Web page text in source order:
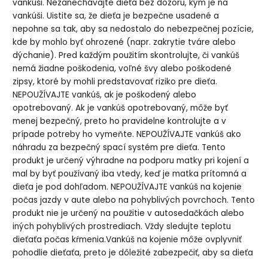
vankúši. Nezanechávajte dieťa bez dozoru, kým je na
vankúši. Uistite sa, že dieťa je bezpečne usadené a
nepohne sa tak, aby sa nedostalo do nebezpečnej pozície,
kde by mohlo byť ohrozené (napr. zakrytie tváre alebo
dýchanie). Pred každým použitím skontrolujte, či vankúš
nemá žiadne poškodenia, voľné švy alebo poškodené
zipsy, ktoré by mohli predstavovať riziko pre dieťa.
NEPOUŽÍVAJTE vankúš, ak je poškodený alebo
opotrebovaný. Ak je vankúš opotrebovaný, môže byť
menej bezpečný, preto ho pravidelne kontrolujte a v
prípade potreby ho vymeňte. NEPOUŽÍVAJTE vankúš ako
náhradu za bezpečný spací systém pre dieťa. Tento
produkt je určený výhradne na podporu matky pri kojení a
mal by byť používaný iba vtedy, keď je matka prítomná a
dieťa je pod dohľadom. NEPOUŽÍVAJTE vankúš na kojenie
počas jazdy v aute alebo na pohyblivých povrchoch. Tento
produkt nie je určený na použitie v autosedačkách alebo
iných pohyblivých prostrediach. Vždy sledujte teplotu
dieťaťa počas kŕmenia.Vankúš na kojenie môže ovplyvniť
pohodlie dieťaťa, preto je dôležité zabezpečiť, aby sa dieťa